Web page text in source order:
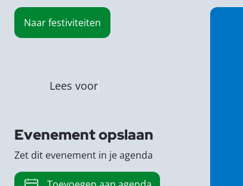
Naarfestiviteiten
Lees voor
Evenement opslaan
Zet dit evenement in je agenda